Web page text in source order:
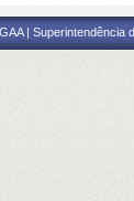
| Superintendência